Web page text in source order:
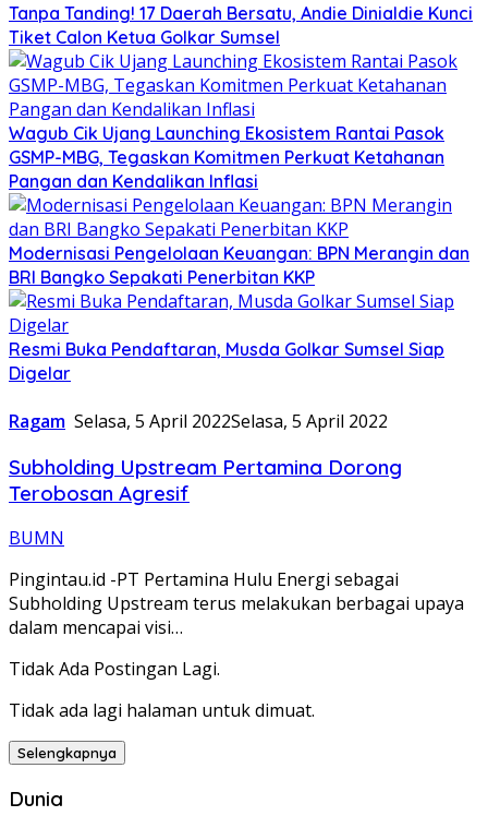
Tanpa Tanding! 17 Daerah Bersatu, Andie Dinialdie Kunci
Tiket Calon Ketua Golkar Sumsel
Wagub Cik Ujang Launching Ekosistem Rantai Pasok
GSMP-MBG, Tegaskan Komitmen Perkuat Ketahanan
Pangan dan Kendalikan Inflasi
Modernisasi Pengelolaan Keuangan: BPN Merangin dan
BRI Bangko Sepakati Penerbitan KKP
Resmi Buka Pendaftaran, Musda Golkar Sumsel Siap
Digelar
Ragam Selasa, 5 April 2022Selasa, 5 April 2022
Subholding Upstream Pertamina Dorong
Terobosan Agresif
BUMN
Pingintau.id -PT Pertamina Hulu Energi sebagai
Subholding Upstream terus melakukan berbagai upaya
dalam mencapai visi…
Tidak Ada Postingan Lagi.
Tidak ada lagi halaman untuk dimuat.
Selengkapnya
Dunia